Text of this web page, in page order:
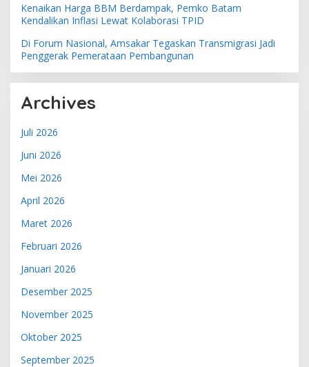
Kenaikan Harga BBM Berdampak, Pemko Batam
Kendalikan Inflasi Lewat Kolaborasi TPID
Di Forum Nasional, Amsakar Tegaskan Transmigrasi Jadi
Penggerak Pemerataan Pembangunan
Archives
Juli 2026
Juni 2026
Mei 2026
April 2026
Maret 2026
Februari 2026
Januari 2026
Desember 2025
November 2025
Oktober 2025
September 2025